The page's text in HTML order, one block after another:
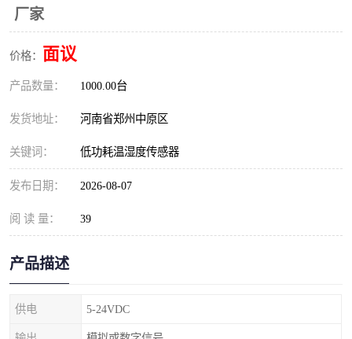
厂家
价格： 面议
产品数量： 1000.00台
发货地址： 河南省郑州中原区
关键词： 低功耗温湿度传感器
发布日期： 2026-08-07
阅 读 量： 39
产品描述
供电 5-24VDC